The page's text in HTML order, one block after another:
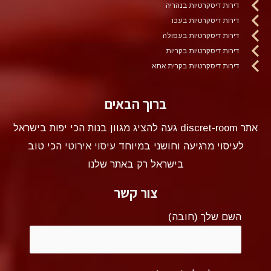
דירות דיסקרטיות בנהריה
דירות דיסקרטיות בעכו
דירות דיסקרטיות בעפולה
דירות דיסקרטיות בקריות
דירות דיסקרטיות בקרית אתא
ברוך הבאים
אתר discret-room געה להציג מגוון בנות הכי יפות בישראל
לעיסוי מרגיעה וחושני במיוחדעיסוי אירוטי הכי טוב
בישראל רק באתר שלנו
צור קשר
השם שלך (חובה)